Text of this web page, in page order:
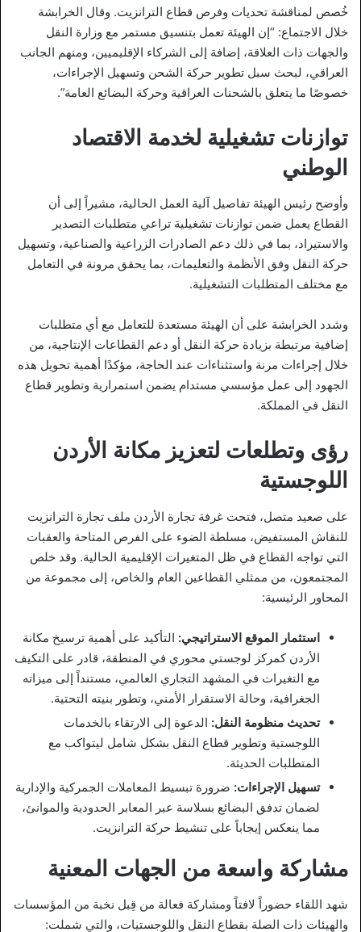
خُصص لمناقشة تحديات وفرص قطاع الترانزيت. وقال الخرابشة
خلال الاجتماع: “إن الهيئة تعمل بتنسيق مستمر مع وزارة النقل
والجهات ذات العلاقة، إضافة إلى الشركاء الإقليميين، ومنهم الجانب
العراقي، لبحث سبل تطوير حركة الشحن وتسهيل الإجراءات،
خصوصًا ما يتعلق بالشحنات العراقية وحركة البضائع العامة”.
توازنات تشغيلية لخدمة الاقتصاد
الوطني
وأوضح رئيس الهيئة تفاصيل آلية العمل الحالية، مشيراً إلى أن
القطاع يعمل ضمن توازنات تشغيلية تراعي متطلبات التصدير
والاستيراد، بما في ذلك دعم الصادرات الزراعية والصناعية، وتسهيل
حركة النقل وفق الأنظمة والتعليمات، بما يحقق مرونة في التعامل
مع مختلف المتطلبات التشغيلية.
وشدد الخرابشة على أن الهيئة مستعدة للتعامل مع أي متطلبات
إضافية مرتبطة بزيادة حركة النقل أو دعم القطاعات الإنتاجية، من
خلال إجراءات مرنة واستثناءات عند الحاجة، مؤكدًا أهمية تحويل هذه
الجهود إلى عمل مؤسسي مستدام يضمن استمرارية وتطوير قطاع
النقل في المملكة.
رؤى وتطلعات لتعزيز مكانة الأردن
اللوجستية
على صعيد متصل، فتحت غرفة تجارة الأردن ملف تجارة الترانزيت
للنقاش المستفيض، مسلطة الضوء على الفرص المتاحة والعقبات
التي تواجه القطاع في ظل المتغيرات الإقليمية الحالية. وقد خلص
المجتمعون، من ممثلي القطاعين العام والخاص، إلى مجموعة من
المحاور الرئيسية:
استثمار الموقع الاستراتيجي: التأكيد على أهمية ترسيخ مكانة
الأردن كمركز لوجستي محوري في المنطقة، قادر على التكيف
مع التغيرات في المشهد التجاري العالمي، مستنداً إلى ميزاته
الجغرافية، وحالة الاستقرار الأمني، وتطور بنيته التحتية.
تحديث منظومة النقل: الدعوة إلى الارتقاء بالخدمات
اللوجستية وتطوير قطاع النقل بشكل شامل ليتواكب مع
المتطلبات الحديثة.
تسهيل الإجراءات: ضرورة تبسيط المعاملات الجمركية والإدارية
لضمان تدفق البضائع بسلاسة عبر المعابر الحدودية والموانئ،
مما ينعكس إيجاباً على تنشيط حركة الترانزيت.
مشاركة واسعة من الجهات المعنية
شهد اللقاء حضوراً لافتاً ومشاركة فعالة من قِبل نخبة من المؤسسات
والهيئات ذات الصلة بقطاع النقل واللوجستيات، والتي شملت: